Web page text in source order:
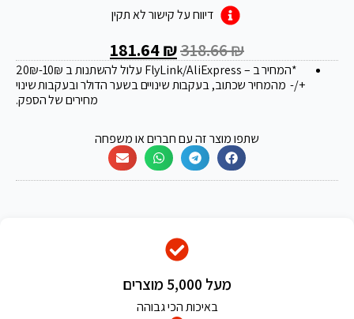
דיווח על קישור לא תקין
318.66₪
181.64₪
*המחיר ב – FlyLink/AliExpress עלול להשתנות ב 20 ₪-10₪
+/- מהמחיר שכתוב, בעקבות שינויים בשער הדולר ובעקבות שינוי
מחירים של הספק.
שתפו מוצר זה עם חברים או משפחה
מעל 5,000 מוצרים
באיכות הכי גבוהה